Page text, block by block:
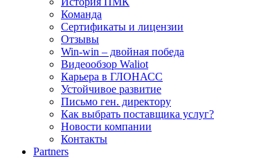
Команда
Сертификаты и лицензии
Отзывы
Win-win – двойная победа
Видеообзор Waliot
Карьера в ГЛОНАСС
Устойчивое развитие
Письмо ген. директору
Как выбрать поставщика услуг?
Новости компании
Контакты
Partners